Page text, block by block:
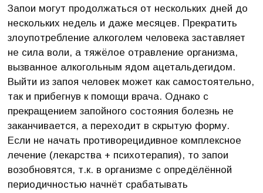
Запои могут продолжаться от нескольких дней до
нескольких недель и даже месяцев. Прекратить
злоупотребление алкоголем человека заставляет
не сила воли, а тяжёлое отравление организма,
вызванное алкогольным ядом ацетальдегидом.
Выйти из запоя человек может как самостоятельно,
так и прибегнув к помощи врача. Однако с
прекращением запойного состояния болезнь не
заканчивается, а переходит в скрытую форму.
Если не начать противорецидивное комплексное
лечение (лекарства + психотерапия), то запои
возобновятся, т.к. в организме с опредёлённой
периодичностью начнёт срабатывать